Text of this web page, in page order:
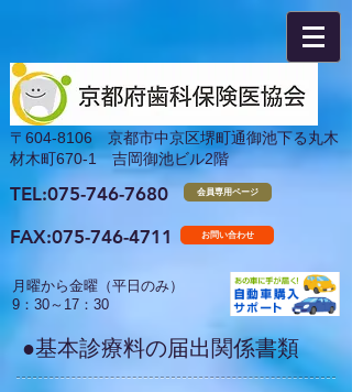
​〒604-8106 京都市中京区堺町通御池下る丸木
材木町670-1 吉岡御池ビル2階
TEL:075-746-7680 会員専用ページ
FAX:075-746-4711 お問い合わせ
月曜から金曜（平日のみ）
​9：30～17：30
●基本診療料の届出関係書類